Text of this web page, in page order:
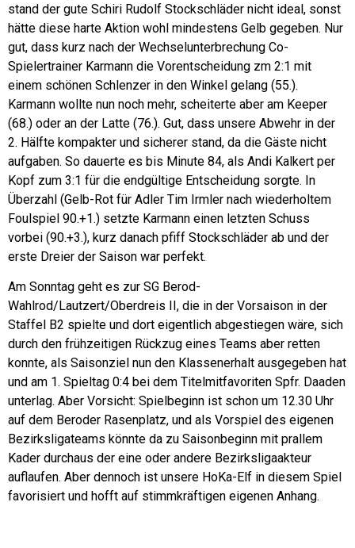
stand der gute Schiri Rudolf Stockschläder nicht ideal, sonst
hätte diese harte Aktion wohl mindestens Gelb gegeben. Nur
gut, dass kurz nach der Wechselunterbrechung Co-
Spielertrainer Karmann die Vorentscheidung zm 2:1 mit
einem schönen Schlenzer in den Winkel gelang (55.).
Karmann wollte nun noch mehr, scheiterte aber am Keeper
(68.) oder an der Latte (76.). Gut, dass unsere Abwehr in der
2. Hälfte kompakter und sicherer stand, da die Gäste nicht
aufgaben. So dauerte es bis Minute 84, als Andi Kalkert per
Kopf zum 3:1 für die endgültige Entscheidung sorgte. In
Überzahl (Gelb-Rot für Adler Tim Irmler nach wiederholtem
Foulspiel 90.+1.) setzte Karmann einen letzten Schuss
vorbei (90.+3.), kurz danach pfiff Stockschläder ab und der
erste Dreier der Saison war perfekt.
Am Sonntag geht es zur SG Berod-
Wahlrod/Lautzert/Oberdreis II, die in der Vorsaison in der
Staffel B2 spielte und dort eigentlich abgestiegen wäre, sich
durch den frühzeitigen Rückzug eines Teams aber retten
konnte, als Saisonziel nun den Klassenerhalt ausgegeben hat
und am 1. Spieltag 0:4 bei dem Titelmitfavoriten Spfr. Daaden
unterlag. Aber Vorsicht: Spielbeginn ist schon um 12.30 Uhr
auf dem Beroder Rasenplatz, und als Vorspiel des eigenen
Bezirksligateams könnte da zu Saisonbeginn mit prallem
Kader durchaus der eine oder andere Bezirksligaakteur
auflaufen. Aber dennoch ist unsere HoKa-Elf in diesem Spiel
favorisiert und hofft auf stimmkräftigen eigenen Anhang.